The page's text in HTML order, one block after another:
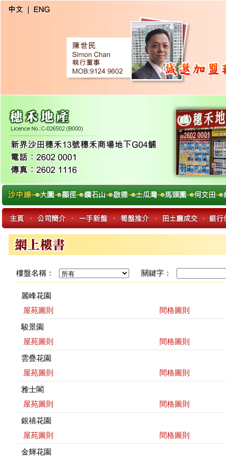
樓盤名稱： 關鍵字：
麗峰花園
屋苑圖則
間格圖則
駿景園
屋苑圖則
間格圖則
雲疊花園
屋苑圖則
間格圖則
雅士閣
屋苑圖則
間格圖則
銀禧花園
屋苑圖則
間格圖則
金輝花園